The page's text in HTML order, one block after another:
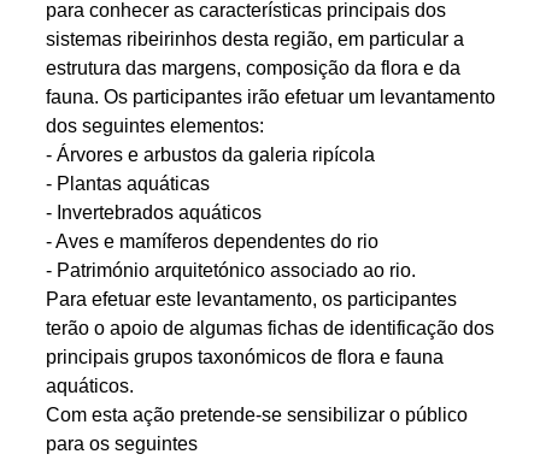
para conhecer as características principais dos
sistemas ribeirinhos desta região, em particular a
estrutura das margens, composição da flora e da
fauna. Os participantes irão efetuar um levantamento
dos seguintes elementos:
- Árvores e arbustos da galeria ripícola
- Plantas aquáticas
- Invertebrados aquáticos
- Aves e mamíferos dependentes do rio
- Património arquitetónico associado ao rio.
Para efetuar este levantamento, os participantes
terão o apoio de algumas fichas de identificação dos
principais grupos taxonómicos de flora e fauna
aquáticos.
Com esta ação pretende-se sensibilizar o público
para os seguintes